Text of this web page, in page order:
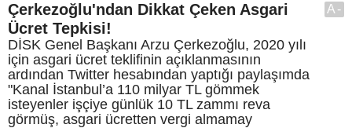
Çerkezoğlu'ndan Dikkat Çeken Asgari
Ücret Tepkisi!
DİSK Genel Başkanı Arzu Çerkezoğlu, 2020 yılı
için asgari ücret teklifinin açıklanmasının
ardından Twitter hesabından yaptığı paylaşımda
"Kanal İstanbul’a 110 milyar TL gömmek
isteyenler işçiye günlük 10 TL zammı reva
görmüş, asgari ücretten vergi almamay
A-